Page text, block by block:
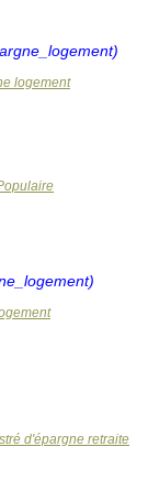
logement
d'épargne retraite